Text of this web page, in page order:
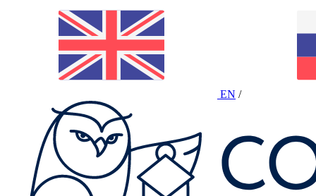
EN /